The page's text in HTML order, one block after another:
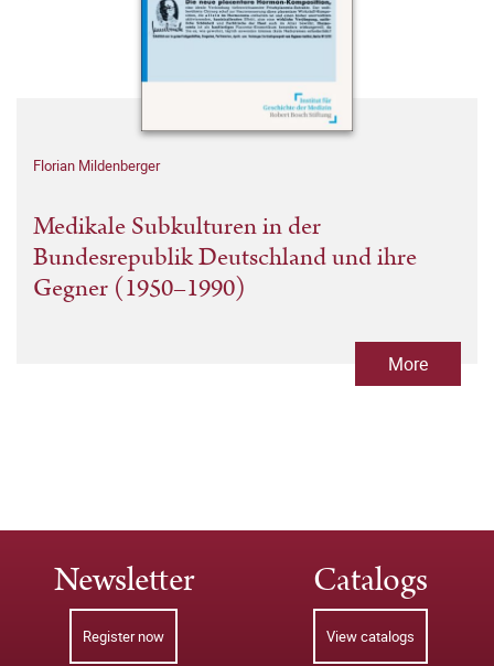
Florian Mildenberger
Medikale Subkulturen in der
Bundesrepublik Deutschland und ihre
Gegner (1950–1990)
More
Newsletter
Register now
Catalogs
View catalogs